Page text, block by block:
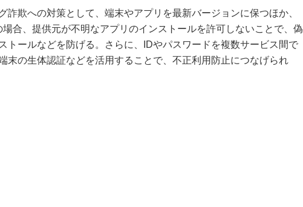
詐欺への対策として、端末やアプリを最新バージョンに保つほか、
合、提供元が不明なアプリのインストールを許可しないことで、偽
トールなどを防げる。さらに、IDやパスワードを複数サービス間で
末の生体認証などを活用することで、不正利用防止につなげられ